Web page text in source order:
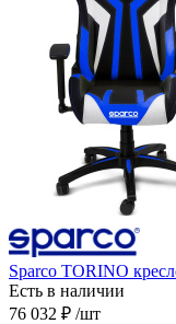
Sparco TORINO
Есть в наличии
76 032 ₽ /шт